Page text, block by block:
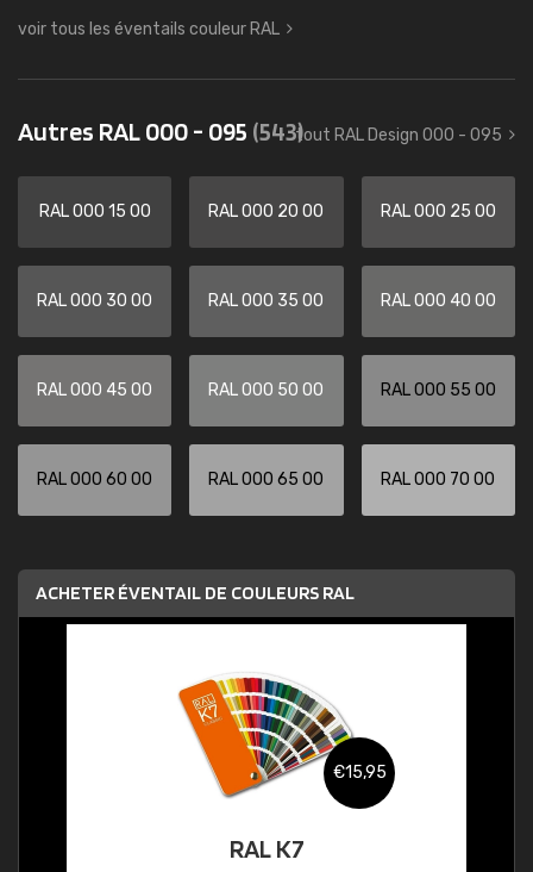
voir tous les éventails couleur RAL
Autres RAL 000 - 095 (543)tout RAL Design 000 - 095
RAL 000 15 00 RAL 000 20 00 RAL 000 25 00
RAL 000 30 00 RAL 000 35 00 RAL 000 40 00
RAL 000 45 00 RAL 000 50 00 RAL 000 55 00
RAL 000 60 00 RAL 000 65 00 RAL 000 70 00
ACHETER ÉVENTAIL DE COULEURS RAL
€15,95
RAL K7